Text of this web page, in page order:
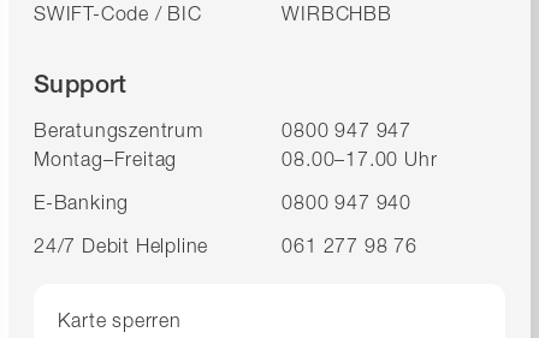
SWIFT-Code / BIC
WIRBCHBB
Support
Beratungszentrum
0800 947 947
Montag–Freitag
08.00–17.00 Uhr
E-Banking
0800 947 940
24/7 Debit Helpline
061 277 98 76
Karte sperren